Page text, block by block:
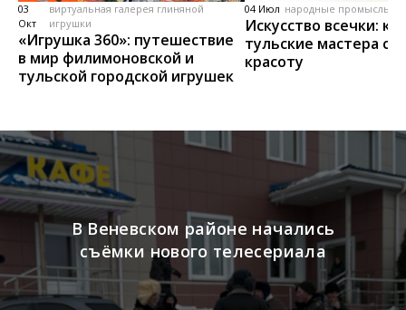
03
Окт
виртуальная галерея глиняной
игрушки
«Игрушка 360»: путешествие
в мир филимоновской и
тульской городской игрушек
04 Июл народные промыслы,
Искусство всечки: как
тульские мастера
красоту
В Веневском районе начались
съёмки нового телесериала